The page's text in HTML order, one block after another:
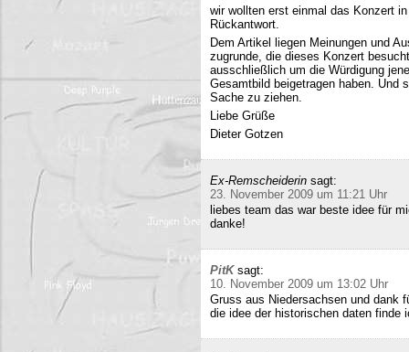
wir wollten erst einmal das Konzert
Rückantwort.
Dem Artikel liegen Meinungen und
zugrunde, die dieses Konzert
ausschließlich um die Würdigung
Gesamtbild beigetragen haben. Und
Sache zu ziehen.
Liebe Grüße
Dieter Gotzen
Ex-Remscheiderin sagt:
23. November 2009 um 11:21 Uhr
liebes team das war beste idee für
danke!
PitK sagt:
10. November 2009 um 13:02 Uhr
Gruss aus Niedersachsen und dank
die idee der historischen daten finde